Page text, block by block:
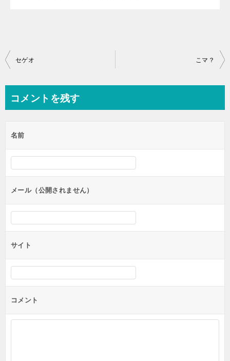
投
ビ
ー
シ
ン
セゲオ こマ？
コメントを残す
名前
メール（公開されません）
サイト
コメント